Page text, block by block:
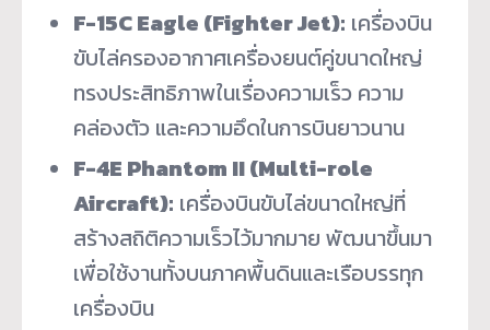
F-15C Eagle (Fighter Jet): เครื่องบิน
ขับไล่ครองอากาศเครื่องยนต์คู่ขนาดใหญ่
ทรงประสิทธิภาพในเรื่องความเร็ว ความ
คล่องตัว และความอึดในการบินยาวนาน
F-4E Phantom II (Multi-role
Aircraft): เครื่องบินขับไล่ขนาดใหญ่ที่
สร้างสถิติความเร็วไว้มากมาย พัฒนาขึ้นมา
เพื่อใช้งานทั้งบนภาคพื้นดินและเรือบรรทุก
เครื่องบิน